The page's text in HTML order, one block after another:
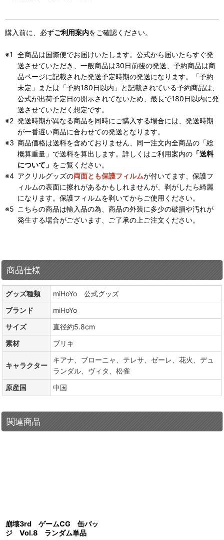
購入前に、必ずご利用案内をご確認ください。
全商品は国際便でお届けいたします。公式から届いたらすぐ発
送させていただき、一般商品は30日前後の発送、予約商品は商
品ページに記載された発送予定時期の発送になります。「予約
未定」または「予約180日以内」と記載されている予約商品は、
公式が出荷予定日の開示されてないため、最長で180日以内に発
送させていただく想定です。
発送時期が異なる商品を同時にご購入する場合には、発送時期
が一番遅い商品に合わせての発送となります。
商品価格は送料を含めておりません、同一注文内全商品の「総
概算重量」で送料を算出します。詳しくはご利用案内の 「送料
について」 をご覧ください。
アクリルグッズの両面とも保護フィルムが付いてます、保護フ
ィルムの表面に擦れがあるかもしれませんが、剥がしたら綺麗
になります。保護フィルムを剥いてからご使用ください。
こちらの商品は輸入品の為、商品の外装に多少の破損や汚れが
発生する場合がございます、ご了承の上ご注文ください。
商品仕様
グッズ種類
miHoYo 公式グッズ
ブランド
miHoYo
サイズ
直径約5.8cm
素材
ブリキ
キャラクター
キアナ、ブローニャ、テレサ、ゼーレ、花火、デュ
ランダル、ヴィタ、松雀
原産国
中国
関連商品
崩壊3rd ゲームCG 缶バッ
ジ Vol.8 ランダム単品